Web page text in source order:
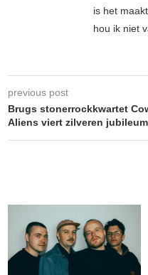
is het
hou ik niet
previous post
Brugs stonerrockkwartet
Aliens viert zilveren jubileum